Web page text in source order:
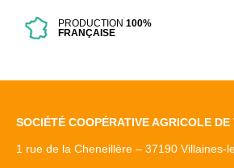
PRODUCTION100%
FRANÇAISE
SOCIÉTÉ COOPÉRATIVE AGRICOLE DE
1 rue de la Cheneillère – 37190 Villaines-